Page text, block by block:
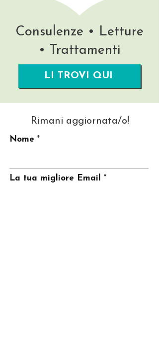
Consulenze • Letture
• Trattamenti
LI TROVI QUI
Rimani aggiornata/o!
Nome
La tua migliore Email